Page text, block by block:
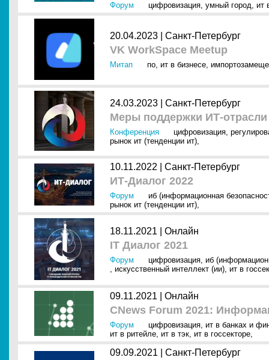
Форум цифровизация, умный город, ит
20.04.2023 | Санкт-Петербург
VK WorkSpace Meetup
Митап по, ит в бизнесе,
24.03.2023 | Санкт-Петербург
Меры поддержки ИТ-отрасли
Конференция цифровизация,
рынок ит (тенденции ит),
10.11.2022 | Санкт-Петербург
ИТ-Диалог 2022
Форум
иб (информационная
рынок ит (тенденции ит),
18.11.2021 | Онлайн
IT Диалог 2021
Форум цифровизация, иб
, искусственный интеллект (ии), ит в
09.11.2021 | Онлайн
CNews Forum 2021:
Форум цифровизация, ит в банках и
ит в ритейле, ит в тэк, ит в госсекторе,
09.09.2021 | Санкт-Петербург